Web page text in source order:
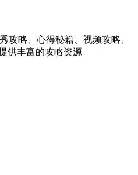
攻略、心得秘籍、视频攻略、
供丰富的攻略资源